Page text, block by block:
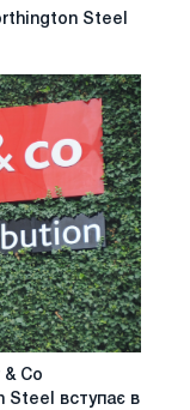
Steel
& Co
Steel вступає в